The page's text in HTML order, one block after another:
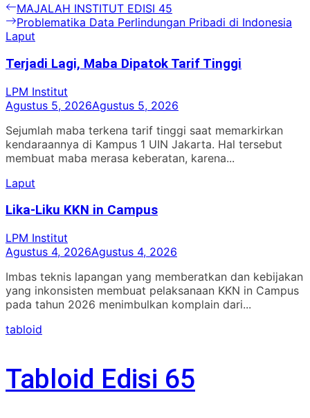
Navigasi
pos
Previous
post:
MAJALAH INSTITUT EDISI 45
Next
post:
Problematika Data Perlindungan Pribadi di Indonesia
Laput
Terjadi Lagi, Maba Dipatok Tarif Tinggi
LPM Institut
Agustus 5, 2026Agustus 5, 2026
Sejumlah maba terkena tarif tinggi saat memarkirkan
kendaraannya di Kampus 1 UIN Jakarta. Hal tersebut
membuat maba merasa keberatan, karena...
Laput
Lika-Liku KKN in Campus
LPM Institut
Agustus 4, 2026Agustus 4, 2026
Imbas teknis lapangan yang memberatkan dan kebijakan
yang inkonsisten membuat pelaksanaan KKN in Campus
pada tahun 2026 menimbulkan komplain dari...
tabloid
Tabloid Edisi 65